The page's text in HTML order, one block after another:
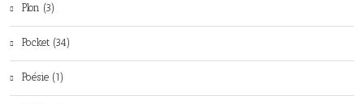
Plon (3)
Pocket (34)
Poésie (1)